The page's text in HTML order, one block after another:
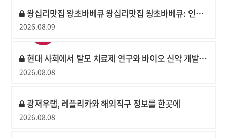
왕십리맛집 왕초바베큐 왕십리맛집 왕초바베큐: 인생 소곱창 바베큐 맛집 발견!
2026.08.09
현대 사회에서 탈모 치료제 연구와 바이오 신약 개발 분야는 고령화와
2026.08.08
광저우랩, 레플리카와 해외직구 정보를 한곳에
2026.08.08